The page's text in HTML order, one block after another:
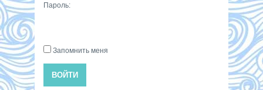
Пароль:
Запомнить меня
ВОЙТИ